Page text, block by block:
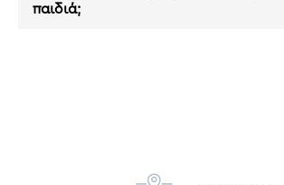
παιδιά;